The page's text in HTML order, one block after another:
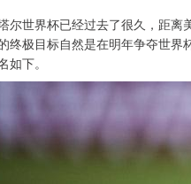
尔世界杯已经过去了很久，距
终极目标自然是在明年争夺世
如下。